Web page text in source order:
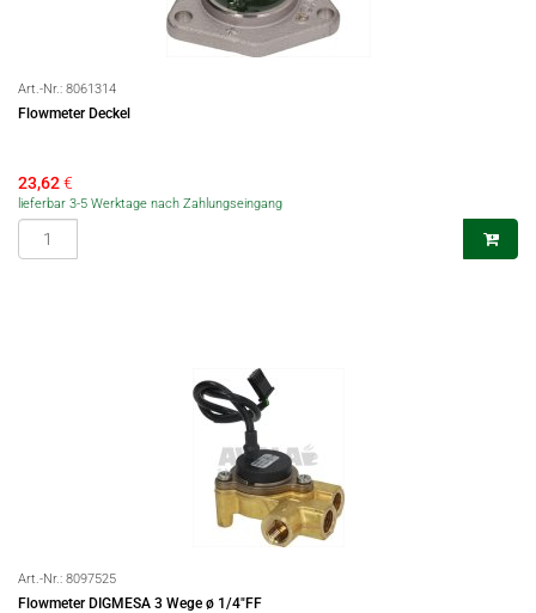
Art.-Nr.: 8061314
Flowmeter Deckel
23,62€
lieferbar 3-5 Werktage nach Zahlungseingang
Art.-Nr.: 8097525
Flowmeter DIGMESA 3 Wege ø 1/4"FF